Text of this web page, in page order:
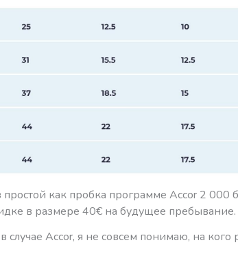
как пробка программе Accor 2 000
в размере 40€ на будущее пребывание.
случае Accor, я не совсем понимаю, на кого